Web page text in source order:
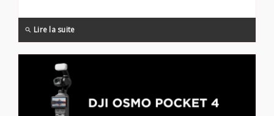
search Lire la suite